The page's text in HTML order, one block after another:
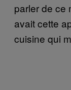
parler de ce
avait cette
cuisine qui